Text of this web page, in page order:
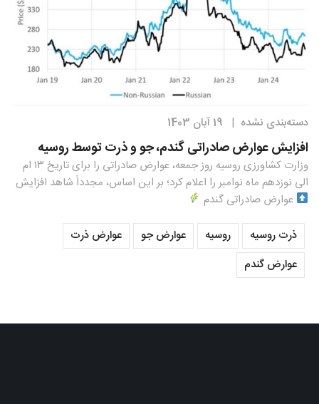
دسته‌بندی نشده | 19 آبان 1403
افزایش عوارض صادراتی گندم، جو و ذرت توسط روسیه
وزارت کشاورزی روسیه روز جمعه، عوارض صادراتى را براى تاريخ ١٣ ام
الى نوزدهم ماه نوامبر را اعلام كرد؛ بر اين اساس، مجدداً شاهد افزايش
عوارض صادراتى گندم
ذرت روسیه
روسیه عوارض جو
عوارض ذرت
عوارض گندم